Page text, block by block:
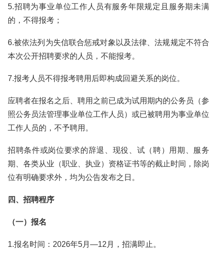
5.招聘为事业单位工作人员有服务年限规定且服务期未满
的，不得报考；
6.被依法列为失信联合惩戒对象以及法律、法规规定不符合
本次公开招聘要求的人员，不能报考。
7.报考人员不得报考聘用后即构成回避关系的岗位。
应聘者在报名之后、聘用之前已成为试用期内的公务员（参
照公务员法管理事业单位工作人员）或已被聘用为事业单位
工作人员的，不予聘用。
招聘条件或岗位要求的辞退、现役、试（聘）用期、服务
期、各类从业（职业、执业）资格证书等的截止时间，除岗
位有明确要求外，均为公告发布之日。
四、招聘程序
（一）报名
1.报名时间：2026年5月—12月，招满即止。